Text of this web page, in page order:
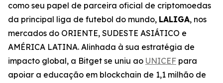
como seu papel de parceira oficial de criptomoedas
da principal liga de futebol do mundo, LALIGA, nos
mercados do ORIENTE, SUDESTE ASIÁTICO e
AMÉRICA LATINA. Alinhada à sua estratégia de
impacto global, a Bitget se uniu ao UNICEF para
apoiar a educação em blockchain de 1,1 milhão de